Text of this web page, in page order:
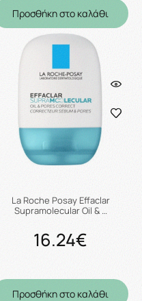
Προσθήκη στο καλάθι
La Roche Posay Effaclar
Supramolecular Oil & …
16.24€
Προσθήκη στο καλάθι